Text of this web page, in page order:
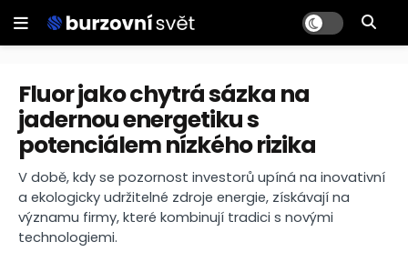
Fluor jako chytrá sázka na
jadernou energetiku s
potenciálem nízkého rizika
V době, kdy se pozornost investorů upíná na inovativní
a ekologicky udržitelné zdroje energie, získávají na
významu firmy, které kombinují tradici s novými
technologiemi.